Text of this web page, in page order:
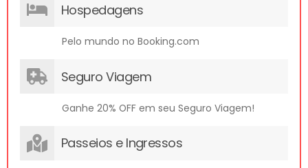
Hospedagens
Pelo mundo no Booking.com
Seguro Viagem
Ganhe 20% OFF em seu Seguro Viagem!
Passeios e Ingressos